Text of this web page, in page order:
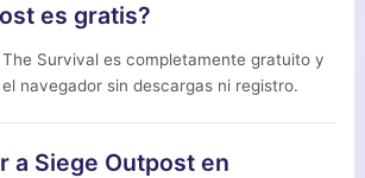
es gratis?
Survival es completamente gratuito y
navegador sin descargas ni registro.
a Siege Outpost en